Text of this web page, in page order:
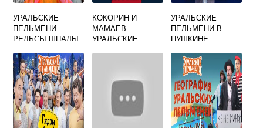
УРАЛЬСКИЕ
ПЕЛЬМЕНИ
РЕЛЬСЫ ШПАЛЫ
КОКОРИН И
МАМАЕВ
УРАЛЬСКИЕ
УРАЛЬСКИЕ
ПЕЛЬМЕНИ В
ПУШКИНЕ